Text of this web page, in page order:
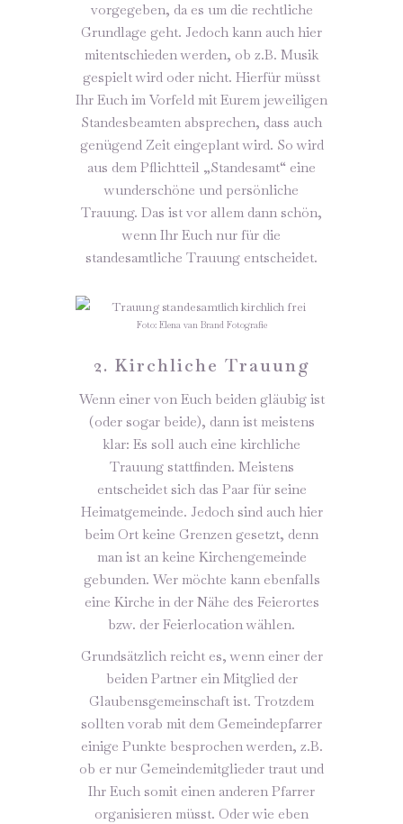
vorgegeben, da es um die rechtliche
Grundlage geht. Jedoch kann auch hier
mitentschieden werden, ob z.B. Musik
gespielt wird oder nicht. Hierfür müsst
Ihr Euch im Vorfeld mit Eurem jeweiligen
Standesbeamten absprechen, dass auch
genügend Zeit eingeplant wird. So wird
aus dem Pflichtteil „Standesamt“ eine
wunderschöne und persönliche
Trauung. Das ist vor allem dann schön,
wenn Ihr Euch nur für die
standesamtliche Trauung entscheidet.
Foto: Elena van Brand Fotografie
2. Kirchliche Trauung
Wenn einer von Euch beiden gläubig ist
(oder sogar beide), dann ist meistens
klar: Es soll auch eine kirchliche
Trauung stattfinden. Meistens
entscheidet sich das Paar für seine
Heimatgemeinde. Jedoch sind auch hier
beim Ort keine Grenzen gesetzt, denn
man ist an keine Kirchengemeinde
gebunden. Wer möchte kann ebenfalls
eine Kirche in der Nähe des Feierortes
bzw. der Feierlocation wählen.
Grundsätzlich reicht es, wenn einer der
beiden Partner ein Mitglied der
Glaubensgemeinschaft ist. Trotzdem
sollten vorab mit dem Gemeindepfarrer
einige Punkte besprochen werden, z.B.
ob er nur Gemeindemitglieder traut und
Ihr Euch somit einen anderen Pfarrer
organisieren müsst. Oder wie eben